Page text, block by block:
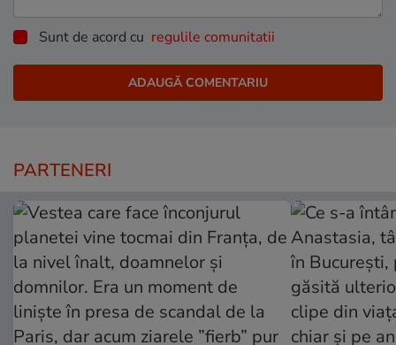
Sunt de acord cu regulile comunitatii
PARTENERI